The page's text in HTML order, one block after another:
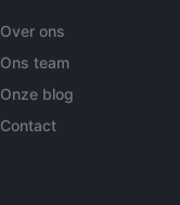
Over ons
Ons team
Onze blog
Contact